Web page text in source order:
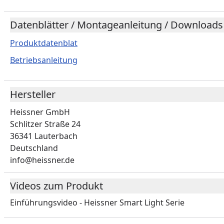
Datenblätter / Montageanleitung / Downloads
Produktdatenblat
Betriebsanleitung
Hersteller
Heissner GmbH
Schlitzer Straße 24
36341 Lauterbach
Deutschland
info@heissner.de
Videos zum Produkt
Einführungsvideo - Heissner Smart Light Serie
Youtube-